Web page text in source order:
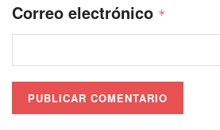
Correo electrónico *